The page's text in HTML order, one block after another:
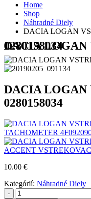
Home
Shop
Náhradné Diely
DACIA LOGAN
DACIA LOGAN VSTREKOVAC 0280158034
DACIA LOGAN
0280158034
TACHOMETER
ACCENT VSTREKOVAC
10.00 €
Kategórií: Náhradné Diely
-